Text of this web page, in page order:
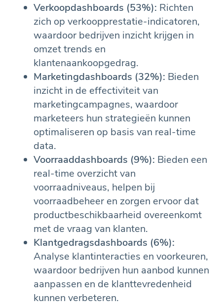
Verkoopdashboards (53%): Richten
zich op verkoopprestatie-indicatoren,
waardoor bedrijven inzicht krijgen in
omzet trends en
klantenaankoopgedrag.
Marketingdashboards (32%): Bieden
inzicht in de effectiviteit van
marketingcampagnes, waardoor
marketeers hun strategieën kunnen
optimaliseren op basis van real-time
data.
Voorraaddashboards (9%): Bieden een
real-time overzicht van
voorraadniveaus, helpen bij
voorraadbeheer en zorgen ervoor dat
productbeschikbaarheid overeenkomt
met de vraag van klanten.
Klantgedragsdashboards (6%):
Analyse klantinteracties en voorkeuren,
waardoor bedrijven hun aanbod kunnen
aanpassen en de klanttevredenheid
kunnen verbeteren.